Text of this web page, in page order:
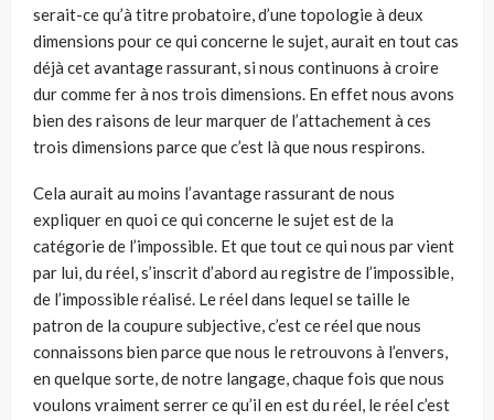
serait-ce qu’à titre probatoire, d’une topologie à deux
dimensions pour ce qui concerne le sujet, aurait en tout cas
déjà cet avantage rassurant, si nous conti­nuons à croire
dur comme fer à nos trois dimensions. En effet nous avons
bien des raisons de leur marquer de l’attachement à ces
trois dimensions parce que c’est là que nous respirons.
Cela aurait au moins l’avantage rassurant de nous
expliquer en quoi ce qui concerne le sujet est de la
catégorie de l’impossible. Et que tout ce qui nous par­ vient
par lui, du réel, s’inscrit d’abord au registre de l’impossible,
de l’impossible réalisé. Le réel dans lequel se taille le
patron de la coupure subjective, c’est ce réel que nous
connaissons bien parce que nous le retrouvons à l’envers,
en quelque sorte, de notre langage, chaque fois que nous
voulons vraiment serrer ce qu’il en est du réel, le réel c’est